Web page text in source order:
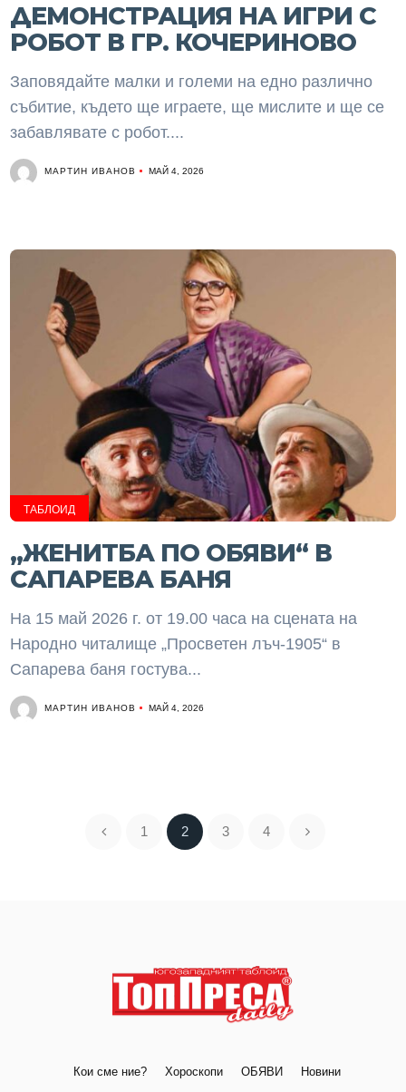
ДЕМОНСТРАЦИЯ НА ИГРИ С
РОБОТ В ГР. КОЧЕРИНОВО
Заповядайте малки и големи на едно различно
събитие, където ще играете, ще мислите и ще се
забавлявате с робот....
МАРТИН ИВАНОВ МАЙ 4, 2026
ТАБЛОИД
„ЖЕНИТБА ПО ОБЯВИ“ В
САПАРЕВА БАНЯ
На 15 май 2026 г. от 19.00 часа на сцената на
Народно читалище „Просветен лъч-1905“ в
Сапарева баня гостува...
МАРТИН ИВАНОВ МАЙ 4, 2026
1 2 3 4
Кои сме ние? Хороскопи ОБЯВИ Новини